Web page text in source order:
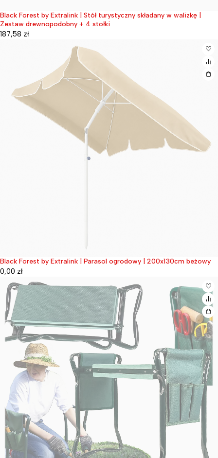
Wyprzedane
Black Forest by Extralink | Stół turystyczny składany w walizkę |
Zestaw drewnopodobny + 4 stołki
187,58 zł
Wyprzedane
Black Forest by Extralink | Parasol ogrodowy | 200x130cm beżowy
0,00 zł